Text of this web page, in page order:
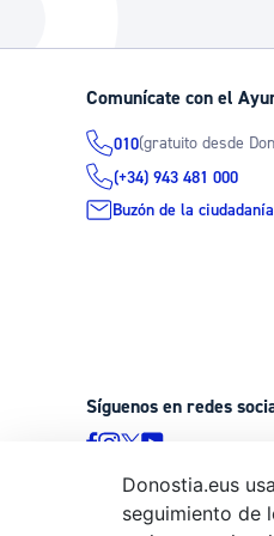
La ciudad futura
Comunícate con el
010(gratuito desde
(+34) 943 481 000
Buzón de la ciudadanía
Síguenos en redes
© Donostiako Udala -
Donostia.eus
seguimiento de